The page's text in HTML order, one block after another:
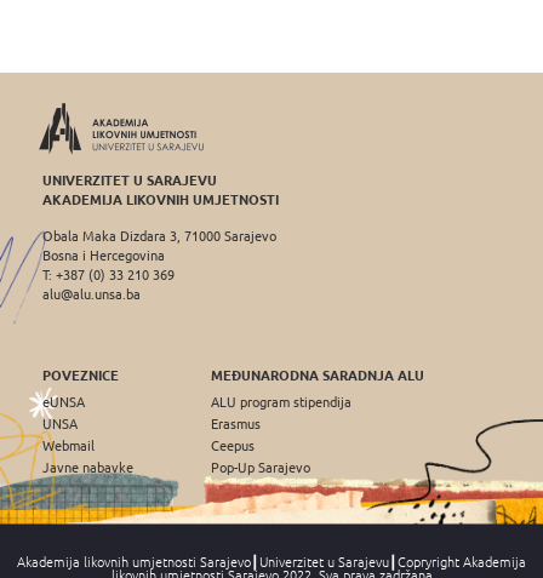
UNIVERZITET U SARAJEVU
AKADEMIJA LIKOVNIH UMJETNOSTI
Obala Maka Dizdara 3, 71000 Sarajevo
Bosna i Hercegovina
T: +387 (0) 33 210 369
alu@alu.unsa.ba
POVEZNICE
eUNSA
UNSA
Webmail
Javne nabavke
MEĐUNARODNA SARADNJA ALU
ALU program stipendija
Erasmus
Ceepus
Pop-Up Sarajevo
Akademija likovnih umjetnosti Sarajevo┃Univerzitet u Sarajevu┃Copryright Akademija